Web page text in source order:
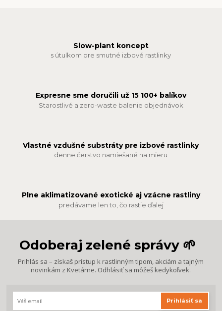
Slow-plant koncept
s útulkom pre smutné izbové rastlinky
Expresne sme doručili už 15 100+ balíkov
Starostlivé a zero-waste balenie objednávok
Vlastné vzdušné substráty pre izbové rastlinky
denne čerstvo namiešané na mieru
Plne aklimatizované exotické aj vzácne rastliny
predávame len to, čo rastie ďalej
Odoberaj zelené správy 🌱
Prihlás sa – získaš prístup k rastlinným tipom, akciám a tajným
novinkám z Kvetárne. Odhlásiť sa môžeš kedykoľvek.
Prihlásiť sa